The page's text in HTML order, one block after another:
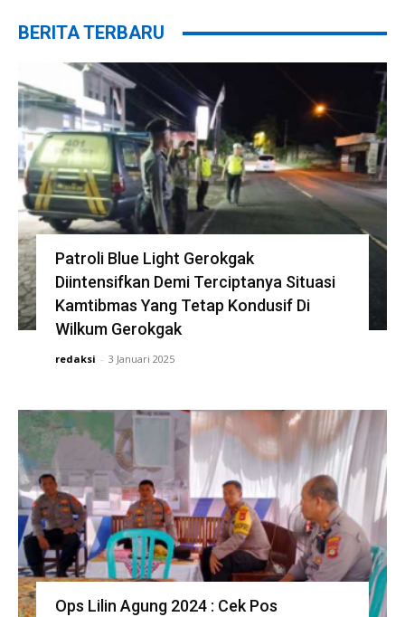
BERITA TERBARU
Patroli Blue Light Gerokgak
Diintensifkan Demi Terciptanya Situasi
Kamtibmas Yang Tetap Kondusif Di
Wilkum Gerokgak
redaksi - 3 Januari 2025
Ops Lilin Agung 2024 : Cek Pos